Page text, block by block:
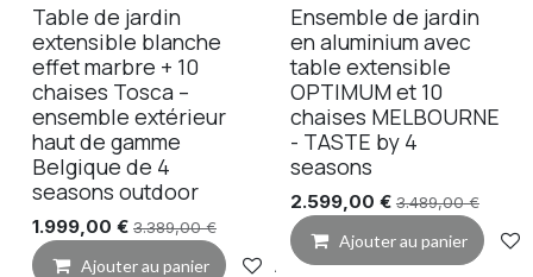
Table de jardin
extensible blanche
effet marbre + 10
chaises Tosca –
ensemble extérieur
haut de gamme
Belgique de 4
seasons outdoor
1.999,00 € 3.389,00€
Ajouter au panier Ajouter à la liste de souhaits
Ensemble de jardin
en aluminium avec
table extensible
OPTIMUM et 10
chaises MELBOURNE
- TASTE by 4
seasons
2.599,00 € 3.489,00€
Ajouter au panier